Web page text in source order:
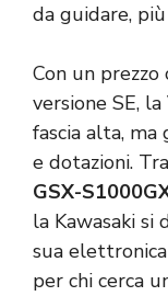
da guidare,
Con un
versione SE,
fascia alta,
e dotazioni.
GSX-
la Kawasaki
sua
per chi cerca